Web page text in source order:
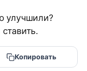
улучшили?
Копировать